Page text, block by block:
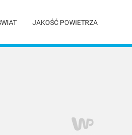
JAKOŚĆ POWIETRZA